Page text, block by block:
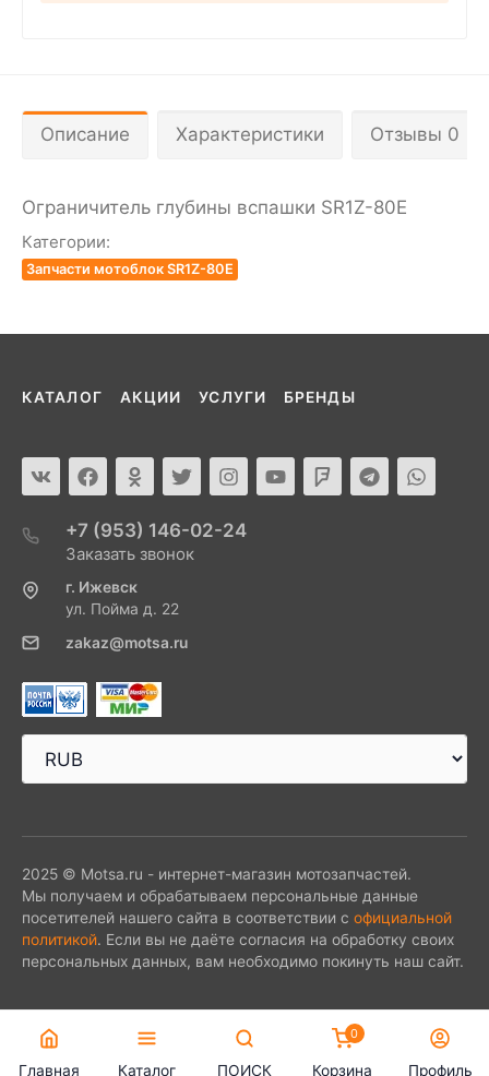
Описание Характеристики Отзывы 0
Ограничитель глубины вспашки SR1Z-80Е
Категории:
Запчасти мотоблок SR1Z-80E
КАТАЛОГ АКЦИИ УСЛУГИ БРЕНДЫ
+7 (953) 146-02-24
Заказать звонок
г. Ижевск
ул. Пойма д. 22
zakaz@motsa.ru
2025 © Motsa.ru - интернет-магазин мотозапчастей.
Мы получаем и обрабатываем персональные данные
посетителей нашего сайта в соответствии с официальной
политикой. Если вы не даёте согласия на обработку своих
персональных данных, вам необходимо покинуть наш сайт.
Главная Каталог ПОИСК
0
Корзина Профиль